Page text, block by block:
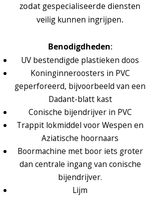
zodat gespecialiseerde diensten
veilig kunnen ingrijpen.
Benodigdheden:
UV bestendigde plastieken doos
Koninginneroosters in PVC
geperforeerd, bijvoorbeeld van een
Dadant-blatt kast
Conische bijendrijver in PVC
Trappit lokmiddel voor Wespen en
Aziatische hoornaars
Boormachine met boor iets groter
dan centrale ingang van conische
bijendrijver.
Lijm